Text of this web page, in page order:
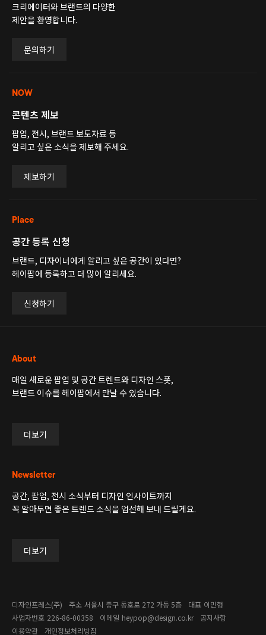
크리에이터와 브랜드의 다양한
제안을 환영합니다.
문의하기
NOW
콘텐츠 제보
팝업, 전시, 브랜드 보도자료 등
알리고 싶은 소식을 제보해 주세요.
제보하기
Place
공간 등록 신청
브랜드, 디자이너에게 알리고 싶은 공간이 있다면?
헤이팝에 등록하고 더 많이 알리세요.
신청하기
About
매일 새로운 팝업 및 공간 트렌드와 디자인 스폿,
브랜드 이슈를 헤이팝에서 만날 수 있습니다.
더보기
Newsletter
공간, 팝업, 전시 소식부터 디자인 인사이트까지
꼭 알아두면 좋은 트렌드 소식을 엄선해 보내 드릴게요.
더보기
디자인프레스(주) 주소 서울시 중구 동호로 272 가동 5층 대표 이민형
사업자번호 226-86-00358​ 이메일 heypop@design.co.kr
공지사항
이용약관
개인정보처리방침